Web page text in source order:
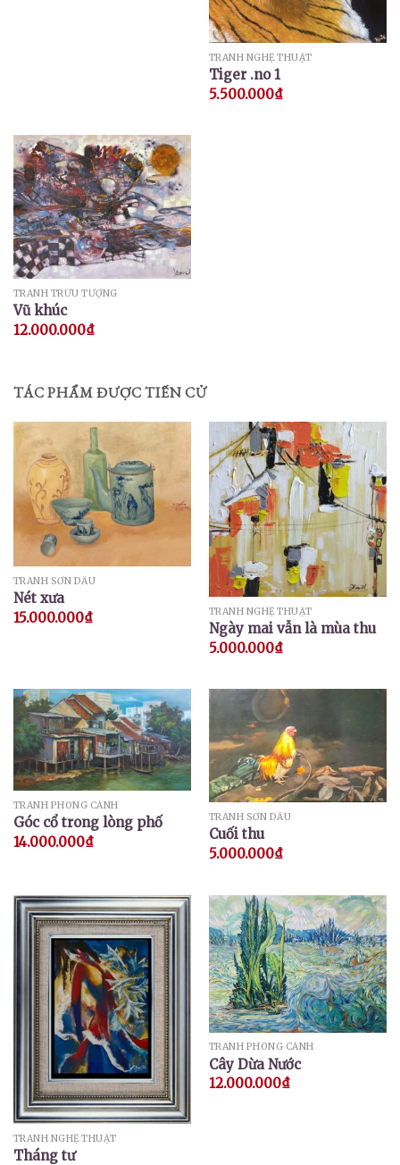
TRANH NGHỆ THUẬT
Tiger .no 1
5.500.000₫
TRANH TRỪU TƯỢNG
Vũ khúc
12.000.000₫
TÁC PHẨM ĐƯỢC TIẾN CỬ
TRANH SƠN DẦU
Nét xưa
15.000.000₫ TRANH NGHỆ THUẬT
Ngày mai vẫn là mùa thu
5.000.000₫
TRANH PHONG CẢNH
Góc cổ trong lòng phố
14.000.000₫
TRANH SƠN DẦU
Cuối thu
5.000.000₫
TRANH NGHỆ THUẬT
Tháng tư
TRANH PHONG CẢNH
Cây Dừa Nước
12.000.000₫